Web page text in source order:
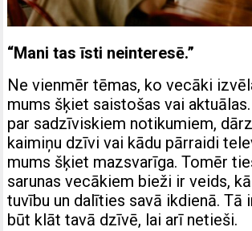
“Mani tas īsti neinteresē.”
Ne vienmēr tēmas, ko vecāki
mums šķiet saistošas vai
par sadzīviskiem notikumiem,
kaimiņu dzīvi vai kādu pārraidi
mums šķiet mazsvarīga. Tomēr
sarunas vecākiem bieži ir veids,
tuvību un dalīties savā ikdienā. Tā
būt klāt tavā dzīvē, lai arī netieši.